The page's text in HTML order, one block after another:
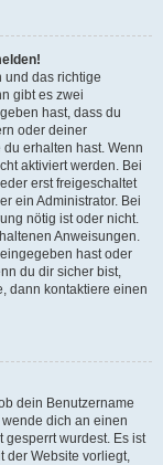
und das richtige
gibt es zwei
hast, dass du
oder deiner
erhalten hast. Wenn
aktiviert werden. Bei
erst freigeschaltet
ein Administrator. Bei
nötig ist oder nicht.
Anweisungen.
hast oder
du dir sicher bist,
dann kontaktiere einen
dein Benutzername
dich an einen
gesperrt wurdest. Es ist
der Website vorliegt,